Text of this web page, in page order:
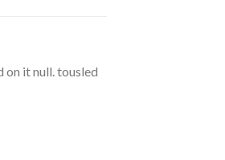
it null. tousled